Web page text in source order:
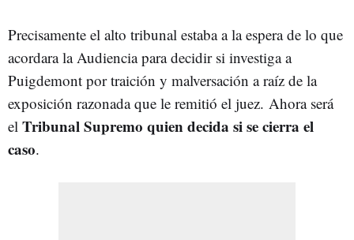
Precisamente el alto tribunal estaba a la espera de lo que
acordara la Audiencia para decidir si investiga a
Puigdemont por traición y malversación a raíz de la
exposición razonada que le remitió el juez. Ahora será
el Tribunal Supremo quien decida si se cierra el
caso.